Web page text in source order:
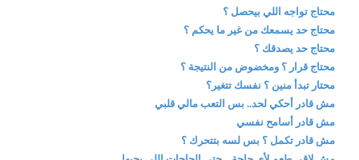
محتاج تواجه اللي بيحصل ؟
محتاج حد يسمعك من غير ما يحكم ؟
محتاج حد يصدقك ؟
محتاج قرار ؟ ومخضوض من النتيجة ؟
محتار تبدأ منين ؟ نفسك تتغير؟
مش قادر أحكي لحد.. بس التعب مالي قلبي
مش قادر أسامح نفسي
مش قادر تكمل ؟ بس لسه بتتحرك ؟